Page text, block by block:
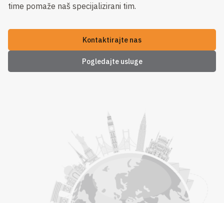
time pomaže naš specijalizirani tim.
Kontaktirajte nas
Pogledajte usluge